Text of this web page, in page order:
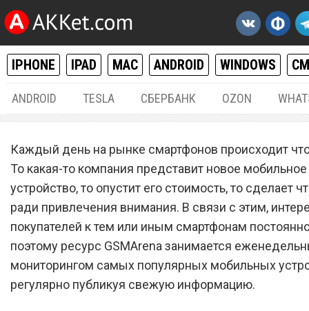
IPHONE IPAD MAC ANDROID WINDOWS
ANDROID TESLA СБЕРБАНК OZON
Топ-10 самых популярных
смартфонов в конце
2017 года
Каждый день на рынке смартфонов происходит
То какая-то компания представит новое мобильное
устройство, то опустит его стоимость, то сделает
ради привлечения внимания. В связи с этим,
покупателей к тем или иным смартфонам
поэтому ресурс GSMArena занимается
мониторингом самых популярных мобильных
регулярно публикуя свежую информацию.